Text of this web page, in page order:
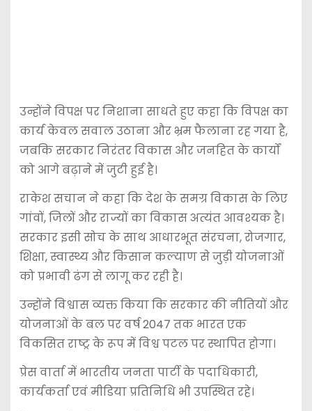
उन्होंने विपक्ष पर निशाना साधते हुए कहा कि विपक्ष का
कार्य केवल सवाल उठाना और भ्रम फैलाना रह गया है,
जबकि सरकार निरंतर विकास और जनहित के कार्यों
को आगे बढ़ाने में जुटी हुई है।
राकेश सचान ने कहा कि देश के समग्र विकास के लिए
गांवों, जिलों और राज्यों का विकास अत्यंत आवश्यक है।
सरकार इसी सोच के साथ आधारभूत संरचना, रोजगार,
शिक्षा, स्वास्थ्य और किसान कल्याण से जुड़ी योजनाओं
को प्रभावी ढंग से लागू कर रही है।
उन्होंने विश्वास व्यक्त किया कि सरकार की नीतियों और
योजनाओं के बल पर वर्ष 2047 तक भारत एक
विकसित राष्ट्र के रूप में विश्व पटल पर स्थापित होगा।
प्रेस वार्ता में भारतीय जनता पार्टी के पदाधिकारी,
कार्यकर्ता एवं मीडिया प्रतिनिधि भी उपस्थित रहे।